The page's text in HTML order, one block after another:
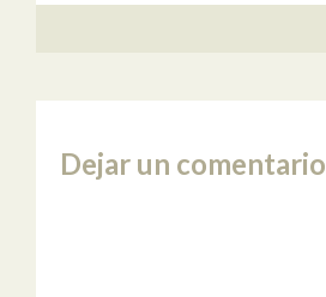
Dejar un comentario